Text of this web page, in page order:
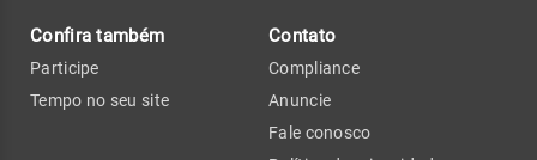
Confira também
Participe
Tempo no seu site
Contato
Compliance
Anuncie
Fale conosco